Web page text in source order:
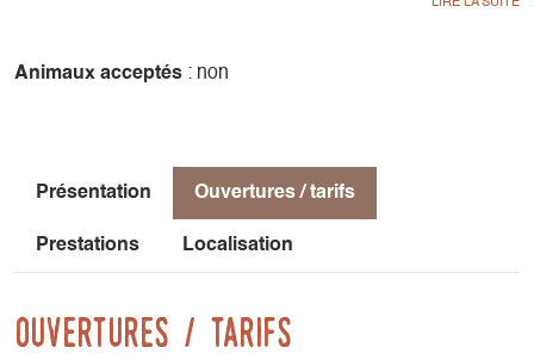
transformable en couchage 2 personnes (140*190) est un
les enfants avec 2 banquettes (90*170).
rez-de-chaussée.
Une terrasse peut aussi vous permettre de vous reposer en
permanentes biologiques environnantes avec en fond la
Animaux acceptés : non
Présentation Ouvertures / tarifs
Prestations Localisation
Ouvertures / tarifs